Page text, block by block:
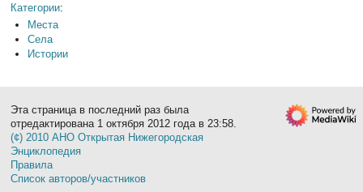
Категории:
Места
Села
Истории
Эта страница в последний раз была
отредактирована 1 октября 2012 года в 23:58.
(¢) 2010 АНО Открытая Нижегородская
Энциклопедия
Правила
Список авторов/участников